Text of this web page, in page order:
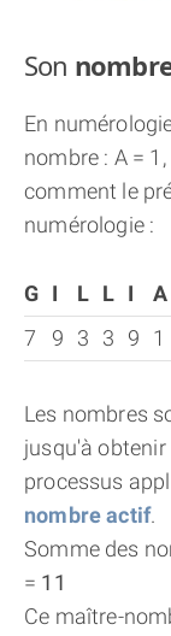
Son
En
nombre : A =
comment le
numérologie :
G I L L I A
7
9 3 3 9 1
Les nombres
jusqu'à
processus
nombre actif.
Somme des
= 11
Ce maître-